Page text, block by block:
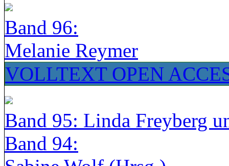
Band 96:
Melanie Reymer
VOLLTEXT OPEN
Band 95: Linda Freyberg
Band 94: